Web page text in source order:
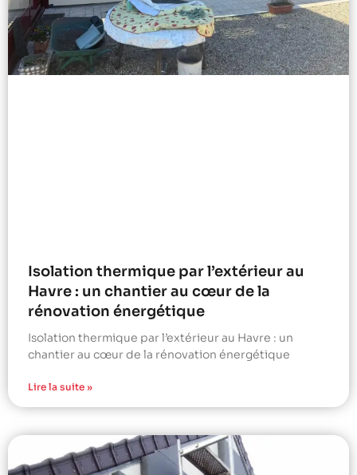
Isolation thermique par l’extérieur au
Havre : un chantier au cœur de la
rénovation énergétique
Isolation thermique par l’extérieur au Havre : un
chantier au cœur de la rénovation énergétique
Lire la suite »